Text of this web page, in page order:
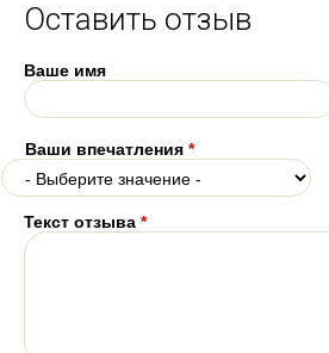
Оставить отзыв
Ваше имя
Ваши впечатления *
Текст отзыва *